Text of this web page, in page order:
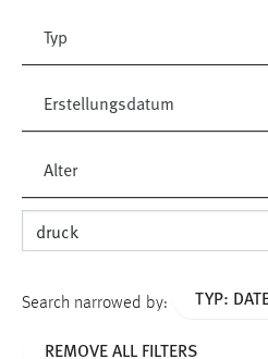
Typ
Erstellungsdatum
Alter
Search narrowed by: TYP:
REMOVE ALL FILTERS